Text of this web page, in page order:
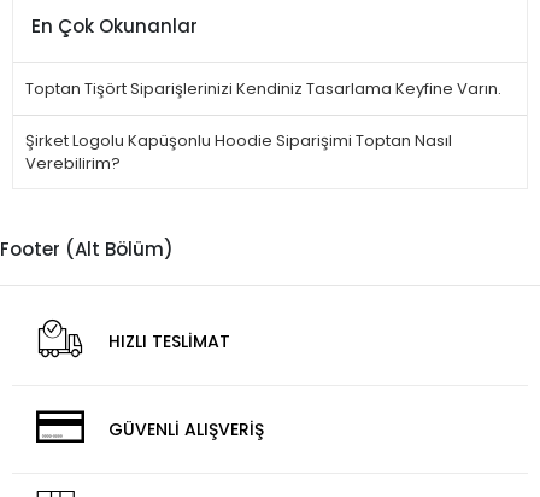
En Çok Okunanlar
Toptan Tişört Siparişlerinizi Kendiniz Tasarlama Keyfine Varın.
Şirket Logolu Kapüşonlu Hoodie Siparişimi Toptan Nasıl
Verebilirim?
Footer (Alt Bölüm)
HIZLI TESLİMAT
GÜVENLİ ALIŞVERİŞ